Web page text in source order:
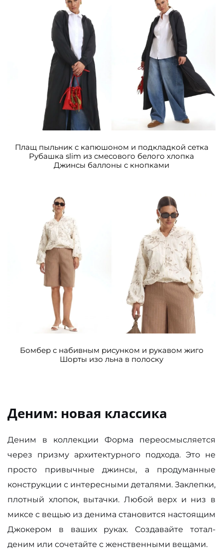
Плащ пыльник с капюшоном и подкладкой сетка
Рубашка slim из смесового белого хлопка
Джинсы баллоны с кнопками
Бомбер с набивным рисунком и рукавом жиго
Шорты изо льна в полоску
Деним: новая классика
Деним в коллекции Форма переосмысляется
через призму архитектурного подхода. Это не
просто привычные джинсы, а продуманные
конструкции с интересными деталями. Заклепки,
плотный хлопок, вытачки. Любой верх и низ в
миксе с вещью из денима становится настоящим
Джокером в ваших руках. Создавайте тотал-
деним или сочетайте с женственными вещами.